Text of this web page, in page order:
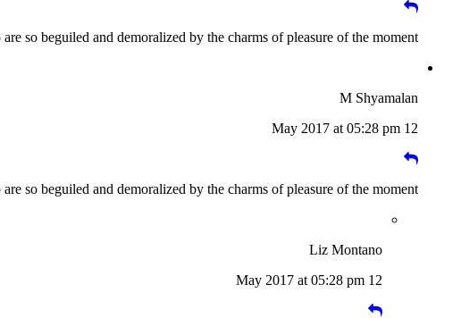
so beguiled and demoralized by the charms of pleasure of the moment
M Shyamalan
12 May 2017 at 05:28 pm
so beguiled and demoralized by the charms of pleasure of the moment
Liz Montano
12 May 2017 at 05:28 pm